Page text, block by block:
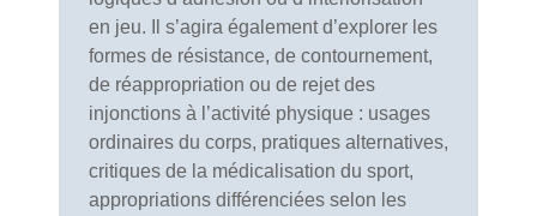
en jeu. Il s’agira également d’explorer les
formes de résistance, de contournement,
de réappropriation ou de rejet des
injonctions à l’activité physique : usages
ordinaires du corps, pratiques alternatives,
critiques de la médicalisation du sport,
appropriations différenciées selon les